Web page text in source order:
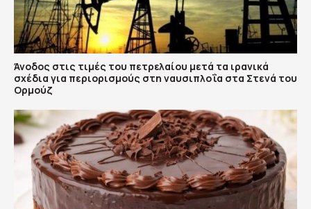
Άνοδος στις τιμές του πετρελαίου μετά τα ιρανικά
σχέδια για περιορισμούς στη ναυσιπλοΐα στα Στενά του
Ορμούζ